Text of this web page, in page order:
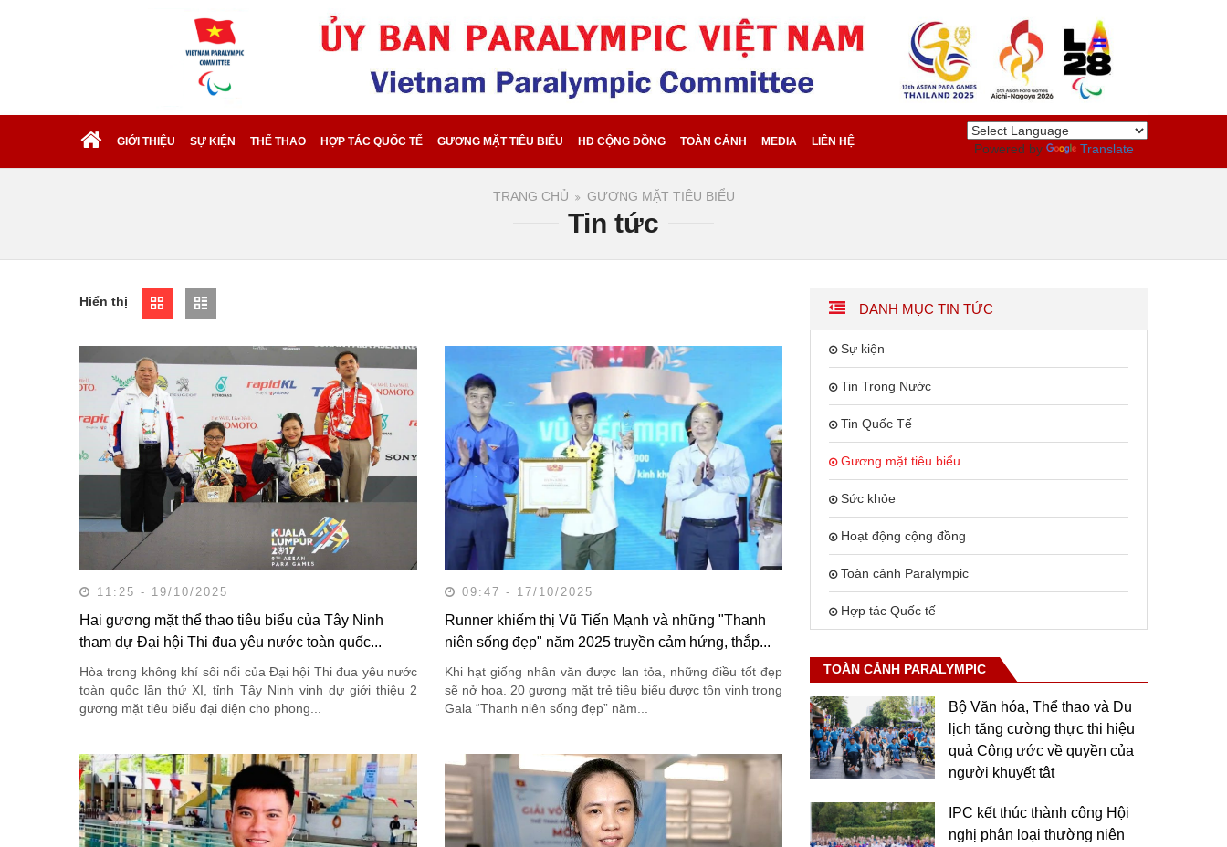
GIỚI THIỆU SỰ KIỆN THỂ THAO HỢP TÁC QUỐC TẾ GƯƠNG MẶT TIÊU BIỂU HĐ CỘNG ĐỒNG TOÀN CẢNH MEDIA LIÊN HỆ Powered by Translate
TRANG CHỦ GƯƠNG MẶT TIÊU BIỂU
Tin tức
Hiển thị
11:25 - 19/10/2025
Hai gương mặt thể thao tiêu biểu của Tây Ninh
tham dự Đại hội Thi đua yêu nước toàn quốc...
Hòa trong không khí sôi nổi của Đại hội Thi đua yêu nước
toàn quốc lần thứ XI, tỉnh Tây Ninh vinh dự giới thiệu 2
gương mặt tiêu biểu đại diện cho phong...
09:47 - 17/10/2025
Runner khiếm thị Vũ Tiến Mạnh và những "Thanh
niên sống đẹp" năm 2025 truyền cảm hứng, thắp...
Khi hạt giống nhân văn được lan tỏa, những điều tốt đẹp
sẽ nở hoa. 20 gương mặt trẻ tiêu biểu được tôn vinh trong
Gala “Thanh niên sống đẹp” năm...
DANH MỤC TIN TỨC
Sự kiện
Tin Trong Nước
Tin Quốc Tế
Gương mặt tiêu biểu
Sức khỏe
Hoạt động cộng đồng
Toàn cảnh Paralympic
Hợp tác Quốc tế
TOÀN CẢNH PARALYMPIC
Bộ Văn hóa, Thể thao và Du
lịch tăng cường thực thi hiệu
quả Công ước về quyền của
người khuyết tật
IPC kết thúc thành công Hội
nghị phân loại thường niên